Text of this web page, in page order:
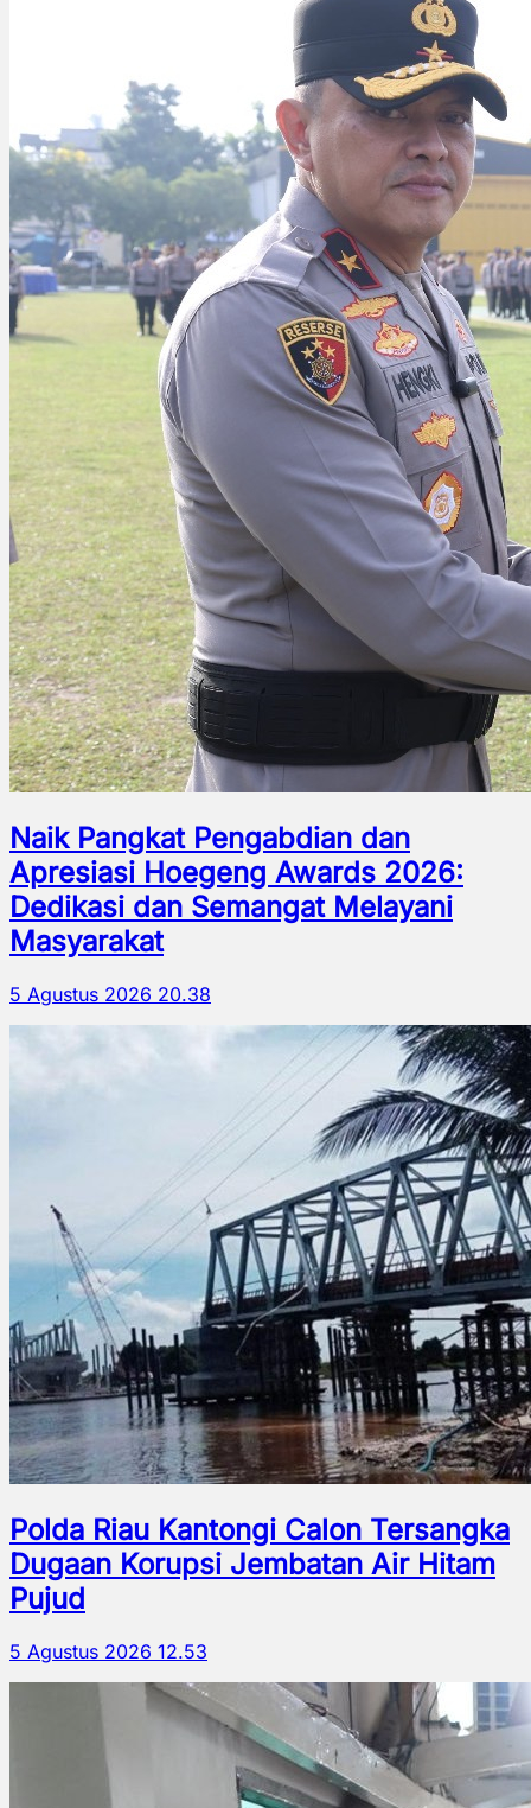
Naik Pangkat Pengabdian dan
Apresiasi Hoegeng Awards 2026:
Dedikasi dan Semangat Melayani
Masyarakat
5 Agustus 2026 20.38
Polda Riau Kantongi Calon Tersangka
Dugaan Korupsi Jembatan Air Hitam
Pujud
5 Agustus 2026 12.53